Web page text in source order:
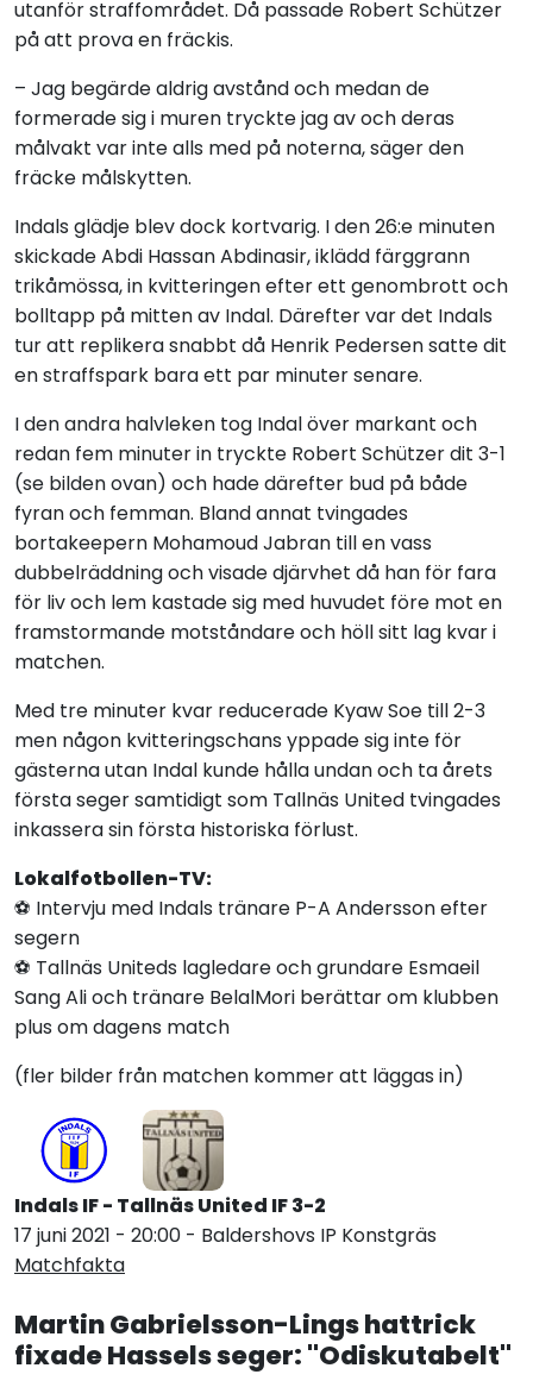
utanför straffområdet. Då passade Robert Schützer
på att prova en fräckis.
– Jag begärde aldrig avstånd och medan de
formerade sig i muren tryckte jag av och deras
målvakt var inte alls med på noterna, säger den
fräcke målskytten.
Indals glädje blev dock kortvarig. I den 26:e minuten
skickade Abdi Hassan Abdinasir, iklädd färggrann
trikåmössa, in kvitteringen efter ett genombrott och
bolltapp på mitten av Indal. Därefter var det Indals
tur att replikera snabbt då Henrik Pedersen satte dit
en straffspark bara ett par minuter senare.
I den andra halvleken tog Indal över markant och
redan fem minuter in tryckte Robert Schützer dit 3-1
(se bilden ovan) och hade därefter bud på både
fyran och femman. Bland annat tvingades
bortakeepern Mohamoud Jabran till en vass
dubbelräddning och visade djärvhet då han för fara
för liv och lem kastade sig med huvudet före mot en
framstormande motståndare och höll sitt lag kvar i
matchen.
Med tre minuter kvar reducerade Kyaw Soe till 2-3
men någon kvitteringschans yppade sig inte för
gästerna utan Indal kunde hålla undan och ta årets
första seger samtidigt som Tallnäs United tvingades
inkassera sin första historiska förlust.
Lokalfotbollen-TV:
⚽️ Intervju med Indals tränare P-A Andersson efter
segern
⚽️ Tallnäs Uniteds lagledare och grundare Esmaeil
Sang Ali och tränare BelalMori berättar om klubben
plus om dagens match
(fler bilder från matchen kommer att läggas in)
Indals IF - Tallnäs United IF 3-2
17 juni 2021 - 20:00 - Baldershovs IP Konstgräs
Matchfakta
Martin Gabrielsson-Lings hattrick
fixade Hassels seger: "Odiskutabelt"